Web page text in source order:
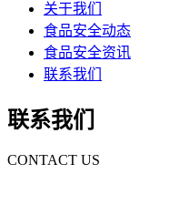
关于我们
食品安全动态
食品安全资讯
联系我们
联系我们
CONTACT US